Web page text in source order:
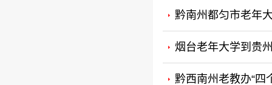
黔南州都匀市老年
烟台老年大学到贵
黔西南州老教办“四